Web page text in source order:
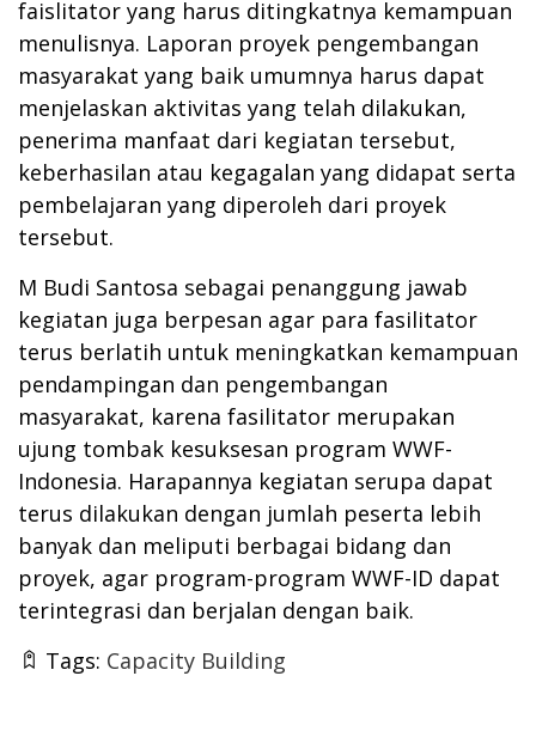
faislitator yang harus ditingkatnya kemampuan
menulisnya. Laporan proyek pengembangan
masyarakat yang baik umumnya harus dapat
menjelaskan aktivitas yang telah dilakukan,
penerima manfaat dari kegiatan tersebut,
keberhasilan atau kegagalan yang didapat serta
pembelajaran yang diperoleh dari proyek
tersebut.
M Budi Santosa sebagai penanggung jawab
kegiatan juga berpesan agar para fasilitator
terus berlatih untuk meningkatkan kemampuan
pendampingan dan pengembangan
masyarakat, karena fasilitator merupakan
ujung tombak kesuksesan program WWF-
Indonesia. Harapannya kegiatan serupa dapat
terus dilakukan dengan jumlah peserta lebih
banyak dan meliputi berbagai bidang dan
proyek, agar program-program WWF-ID dapat
terintegrasi dan berjalan dengan baik.
Tags: Capacity Building